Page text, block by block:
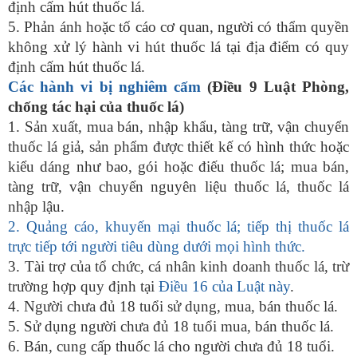
định cấm hút thuốc lá.
5. Phản ánh hoặc tố cáo cơ quan, người có thẩm quyền
không xử lý hành vi hút thuốc lá tại địa điểm có quy
định cấm hút thuốc lá.
Các hành vi bị nghiêm cấm (Điều 9 Luật Phòng,
chống tác hại của thuốc lá)
1. Sản xuất, mua bán, nhập khẩu, tàng trữ, vận chuyển
thuốc lá giả, sản phẩm được thiết kế có hình thức hoặc
kiểu dáng như bao, gói hoặc điếu thuốc lá; mua bán,
tàng trữ, vận chuyển nguyên liệu thuốc lá, thuốc lá
nhập lậu.
2. Quảng cáo, khuyến mại thuốc lá; tiếp thị thuốc lá
trực tiếp tới người tiêu dùng dưới mọi hình thức.
3. Tài trợ của tổ chức, cá nhân kinh doanh thuốc lá, trừ
trường hợp quy định tại Điều 16 của Luật này.
4. Người chưa đủ 18 tuổi sử dụng, mua, bán thuốc lá.
5. Sử dụng người chưa đủ 18 tuổi mua, bán thuốc lá.
6. Bán, cung cấp thuốc lá cho người chưa đủ 18 tuổi.